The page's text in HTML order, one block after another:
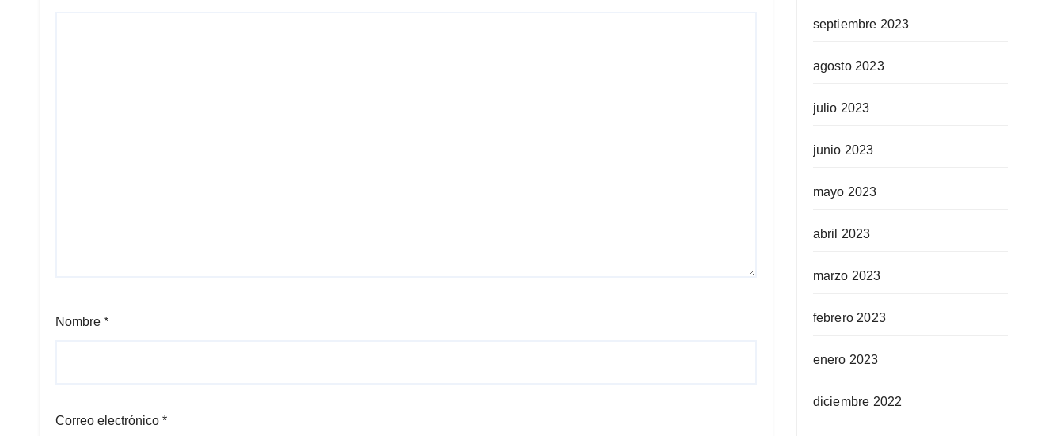
Nombre *
Correo electrónico *
septiembre 2023
agosto 2023
julio 2023
junio 2023
mayo 2023
abril 2023
marzo 2023
febrero 2023
enero 2023
diciembre 2022